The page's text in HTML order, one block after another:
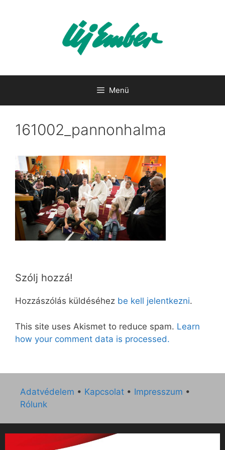
Menü
161002_pannonhalma
Szólj hozzá!
Hozzászólás küldéséhez be kell jelentkezni.
This site uses Akismet to reduce spam. Learn
how your comment data is processed.
Adatvédelem • Kapcsolat • Impresszum •
Rólunk